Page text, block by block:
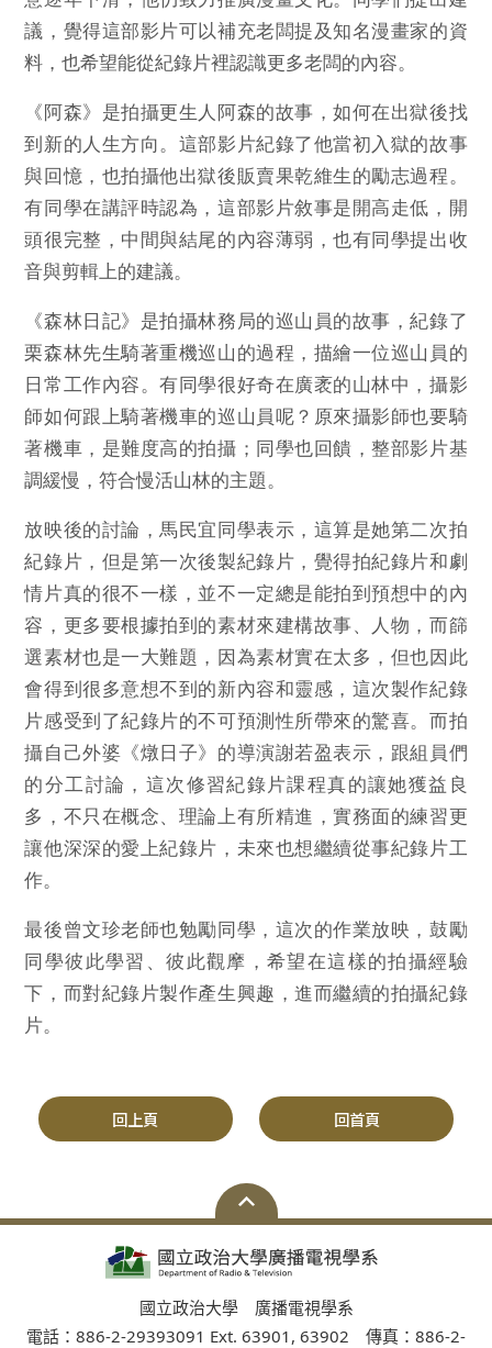
議，覺得這部影片可以補充老闆提及知名漫畫家的資
料，也希望能從紀錄片裡認識更多老闆的內容。
《阿森》是拍攝更生人阿森的故事，如何在出獄後找
到新的人生方向。這部影片紀錄了他當初入獄的故事
與回憶，也拍攝他出獄後販賣果乾維生的勵志過程。
有同學在講評時認為，這部影片敘事是開高走低，開
頭很完整，中間與結尾的內容薄弱，也有同學提出收
音與剪輯上的建議。
《森林日記》是拍攝林務局的巡山員的故事，紀錄了
栗森林先生騎著重機巡山的過程，描繪一位巡山員的
日常工作內容。有同學很好奇在廣袤的山林中，攝影
師如何跟上騎著機車的巡山員呢？原來攝影師也要騎
著機車，是難度高的拍攝；同學也回饋，整部影片基
調緩慢，符合慢活山林的主題。
放映後的討論，馬民宜同學表示，這算是她第二次拍
紀錄片，但是第一次後製紀錄片，覺得拍紀錄片和劇
情片真的很不一樣，並不一定總是能拍到預想中的內
容，更多要根據拍到的素材來建構故事、人物，而篩
選素材也是一大難題，因為素材實在太多，但也因此
會得到很多意想不到的新內容和靈感，這次製作紀錄
片感受到了紀錄片的不可預測性所帶來的驚喜。而拍
攝自己外婆《燉日子》的導演謝若盈表示，跟組員們
的分工討論，這次修習紀錄片課程真的讓她獲益良
多，不只在概念、理論上有所精進，實務面的練習更
讓他深深的愛上紀錄片，未來也想繼續從事紀錄片工
作。
最後曾文珍老師也勉勵同學，這次的作業放映，鼓勵
同學彼此學習、彼此觀摩，希望在這樣的拍攝經驗
下，而對紀錄片製作產生興趣，進而繼續的拍攝紀錄
片。
回上頁 回首頁
國立政治大學 廣播電視學系
電話：886-2-29393091 Ext. 63901, 63902 傳真：886-2-